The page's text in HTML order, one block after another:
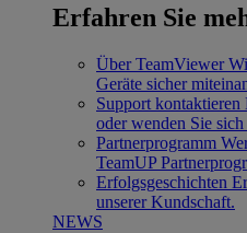
Erfahren Sie
Über TeamViewer
Geräte sicher
Support kontaktieren
oder wenden Sie sich
Partnerprogramm
TeamUP
Erfolgsgeschichten
unserer Kundschaft.
NEWS